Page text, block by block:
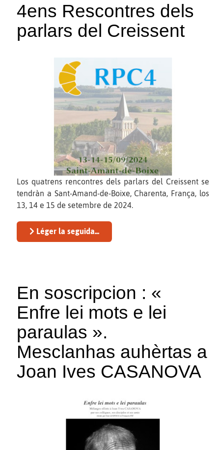
4ens Rescontres dels
parlars del Creissent
Los quatrens rencontres dels parlars del Creissent se
tendràn a Sant-Amand-de-Boixe, Charenta, França, los
13, 14 e 15 de setembre de 2024.
Léger la seguida...
En soscripcion : «
Enfre lei mots e lei
paraulas ».
Mesclanhas auhèrtas a
Joan Ives CASANOVA